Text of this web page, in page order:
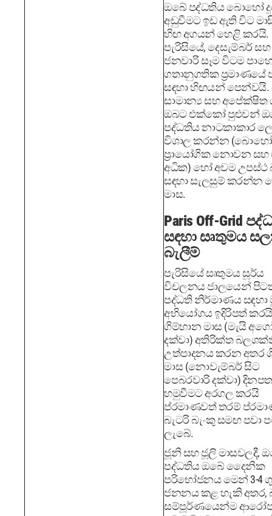
ඔබේ පද්ධතිය බොහෝ
අඩුවීමට ඉඩ ඇති විට
හිඟ අගයන් හෙළි කරයි.
පැරිසියේ, දෙසැම්බර් සහ
ජනවාරි සෑම විටම
ගතානුගතික ප්‍රමාණයේ
සඳහා හිඟයන් පෙන්වයි.
සාමාන්‍ය සහ අපේක්ෂිත
ඔබට එක්කෝ පුළුවන්
පද්ධතිය නාටකාකාර
විශාල කරන්න
ප්‍රායෝගික නොවන සහ
අධික) හෝ අවම උපස්ථ
සඳහා සැලසුම් කරන්න
මාස.
Paris Off-Grid
සඳහා සෘතුමය
බැලීම්
පැරිසියේ සෘතුමය සූර්ය
විචලනය ජාලයෙන්
පද්ධති නිර්මාණය
අභියෝගය ඉදිරිපත්
ගිම්හාන මාස (මැයි
දක්වා) අතිරික්ත
උත්පාදනය කරන අතර
මාස (නොවැම්බර් සිට
පෙබරවාරි දක්වා)
හමුවීමට අරගල කරයි
ප්රමාණවත් තරම්
බැටරි බැංකු සමඟ පවා
ලැබේ.
ජූනි සහ ජූලි මාසවලදී,
පද්ධතිය ඔබේ දෛනික
පරිභෝජනය මෙන් 3-4
ජනනය කළ හැකි අතර,
සම්පූර්ණයෙන්ම